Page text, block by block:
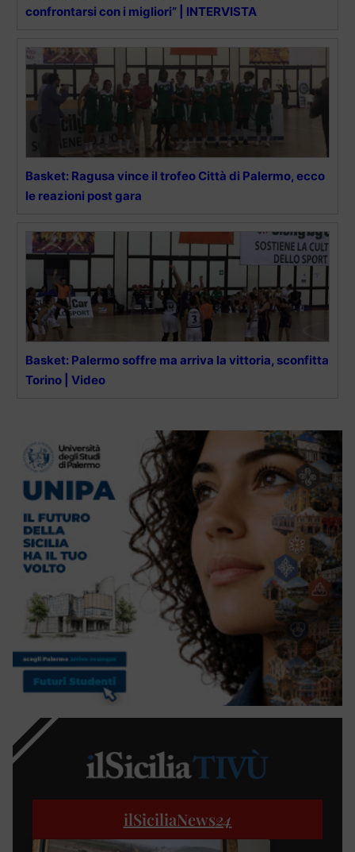
confrontarsi con i migliori” | INTERVISTA
Basket: Ragusa vince il trofeo Città di Palermo, ecco
le reazioni post gara
Basket: Palermo soffre ma arriva la vittoria, sconfitta
Torino | Video
ilSiciliaNews24